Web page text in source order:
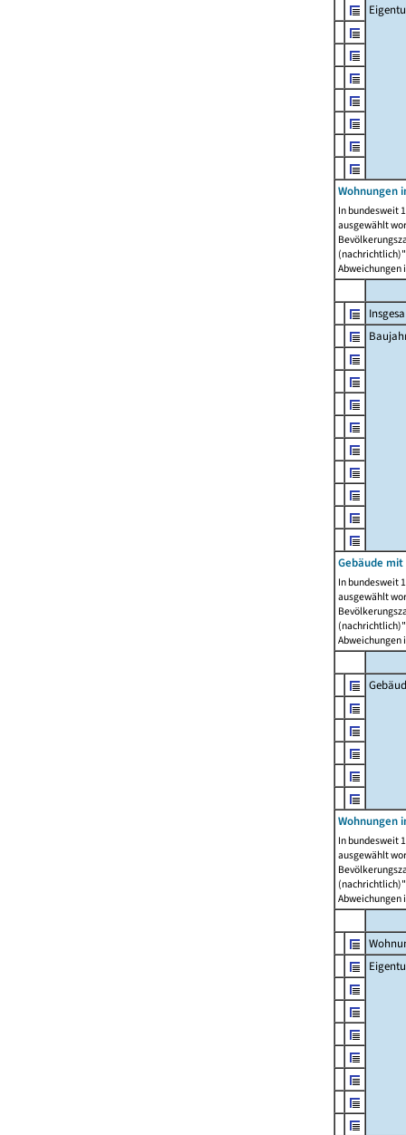
Wohnungen
In bundesweit
ausgewählt
Abweichungen
Gebäude mit
In bundesweit
ausgewählt
Abweichungen
Wohnungen
In bundesweit
ausgewählt
Abweichungen